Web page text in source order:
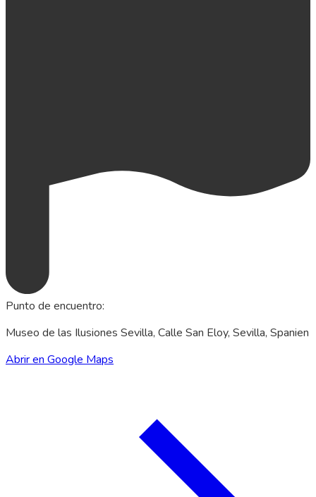
Punto de encuentro:
Museo de las Ilusiones Sevilla, Calle San Eloy, Sevilla, Spanien
Abrir en Google Maps